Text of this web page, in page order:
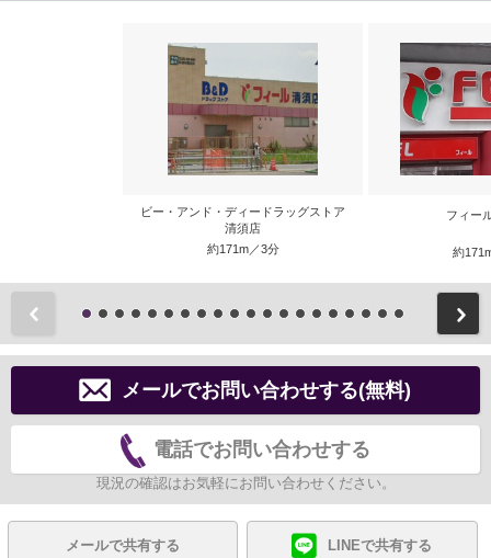
ビー・アンド・ディードラッグストア
清須店
約171m／3分
フィー
約
メールでお問い合わせする(無料)
電話でお問い合わせする
現況の確認はお気軽にお問い合わせください。
メールで共有する LINEで共有する